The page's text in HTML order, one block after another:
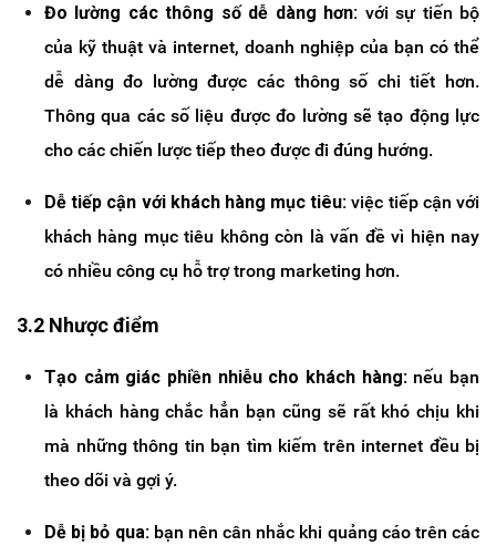
Đo lường các thông số dễ dàng hơn: với sự tiến bộ
của kỹ thuật và internet, doanh nghiệp của bạn có thể
dễ dàng đo lường được các thông số chi tiết hơn.
Thông qua các số liệu được đo lường sẽ tạo động lực
cho các chiến lược tiếp theo được đi đúng hướng.
Dễ tiếp cận với khách hàng mục tiêu:việc tiếp cận với
khách hàng mục tiêu không còn là vấn đề vì hiện nay
có nhiều công cụ hỗ trợ trong marketing hơn.
3.2 Nhược điểm
Tạo cảm giác phiền nhiễu cho khách hàng: nếu bạn
là khách hàng chắc hẳn bạn cũng sẽ rất khó chịu khi
mà những thông tin bạn tìm kiếm trên internet đều bị
theo dõi và gợi ý.
Dễ bị bỏ qua: bạn nên cân nhắc khi quảng cáo trên các